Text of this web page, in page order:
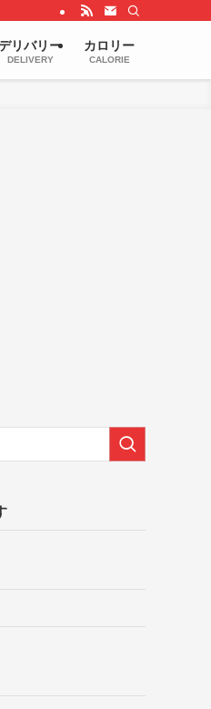
リバリー
DELIVERY
カロリー
CALORIE